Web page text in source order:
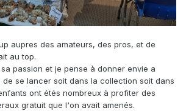
aupres des amateurs, des pros, et de
au top.
passion et je pense à donner envie a
se lancer soit dans la collection soit dans
ont étés nombreux à profiter des
gratuit que l'on avait amenés.